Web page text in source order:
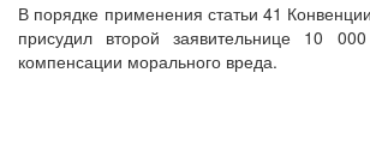
В порядке применения статьи 41
присудил второй заявительнице 10
компенсации морального вреда.